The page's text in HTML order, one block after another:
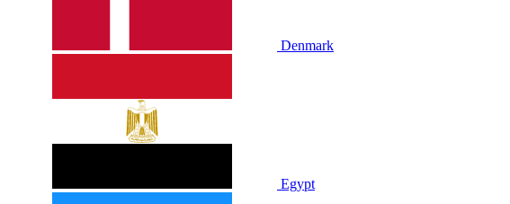
Denmark
Egypt